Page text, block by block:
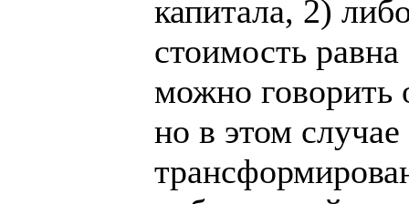
капитала, 2)
стоимость
можно говорить
но в этом